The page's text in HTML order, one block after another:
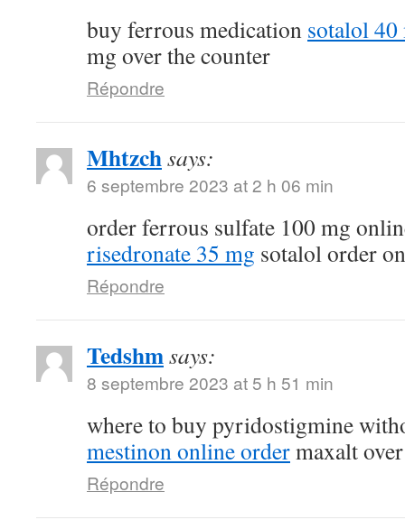
buy ferrous medication sotalol
mg over the counter
Répondre
Mhtzchsays:
6 septembre 2023 at 2 h 06 min
order ferrous sulfate 100 mg
risedronate 35 mg sotalol order
Répondre
Tedshmsays:
8 septembre 2023 at 5 h 51 min
where to buy pyridostigmine
mestinon online ordermaxalt
Répondre